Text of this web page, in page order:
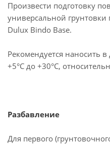
Произвести подготовку
универсальной
Dulux Bindo Base.
Рекомендуется наносить
+5°C до +30°С,
Разбавление
Для первого